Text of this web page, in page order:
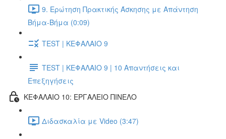
9. Ερώτηση Πρακτικής Άσκησης με Απάντηση
Βήμα-Βήμα (0:09)
TEST | ΚΕΦΑΛΑΙΟ 9
TEST | ΚΕΦΑΛΑΙΟ 9 | 10 Απαντήσεις και
Επεξηγήσεις
ΚΕΦΑΛΑΙΟ 10: ΕΡΓΑΛΕΙΟ ΠΙΝΕΛΟ
Διδασκαλία με Video (3:47)